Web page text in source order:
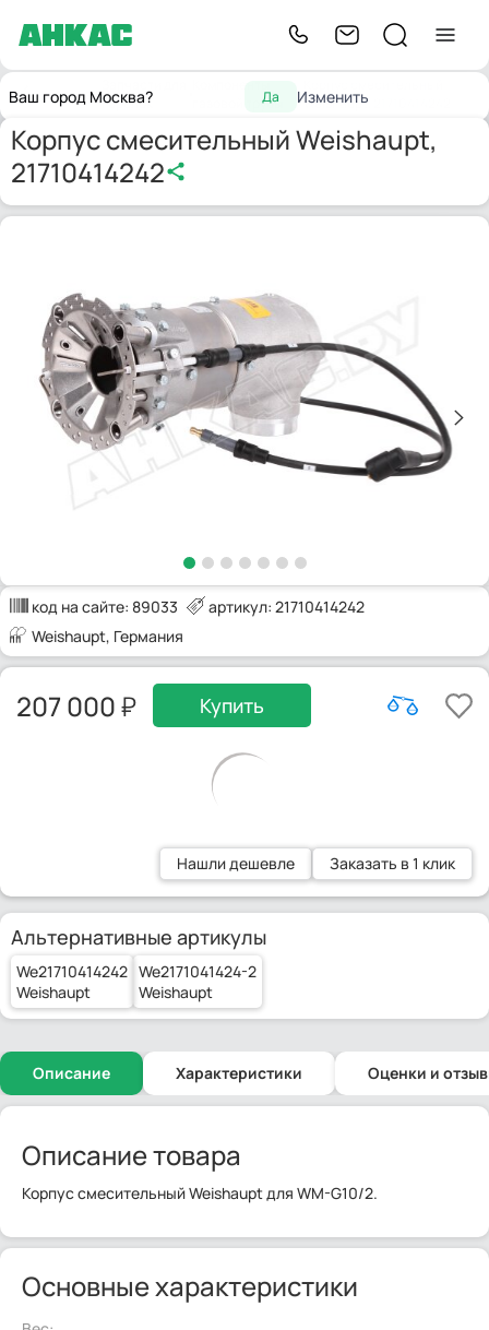
Ваш город Москва? Да Изменить
Главнаягорелок
газовой трубы
Weishaupt, 21710414242
Корпус смесительный Weishaupt,
21710414242
код на сайте: 89033
артикул: 21710414242
Weishaupt, Германия
207 000 Купить
Нашли дешевле Заказать в 1 клик
Альтернативные артикулы
We21710414242
Weishaupt
We2171041424-2
Weishaupt
Описание Характеристики Оценки и
Описание товара
Корпус смесительный Weishaupt для WM-G10/2.
Основные характеристики